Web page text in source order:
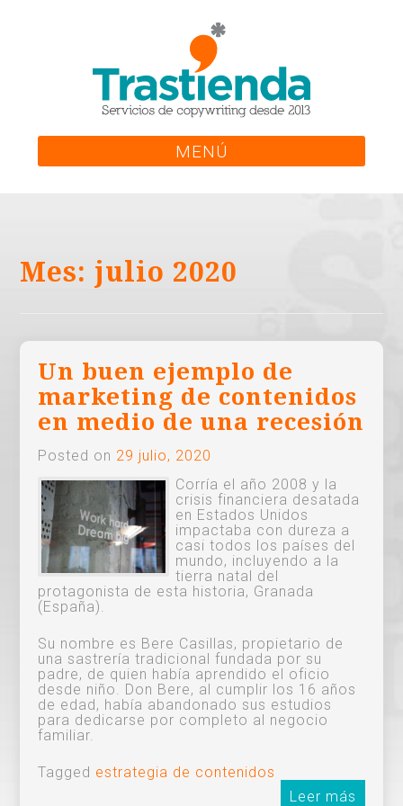
MENÚ
Mes: julio 2020
Un buen ejemplo de
marketing de contenidos
en medio de una recesión
Posted on 29 julio, 2020
Corría el año 2008 y la
crisis financiera desatada
en Estados Unidos
impactaba con dureza a
casi todos los países del
mundo, incluyendo a la
tierra natal del
protagonista de esta historia, Granada
(España).
Su nombre es Bere Casillas, propietario de
una sastrería tradicional fundada por su
padre, de quien había aprendido el oficio
desde niño. Don Bere, al cumplir los 16 años
de edad, había abandonado sus estudios
para dedicarse por completo al negocio
familiar.
Tagged estrategia de contenidos
Leer más